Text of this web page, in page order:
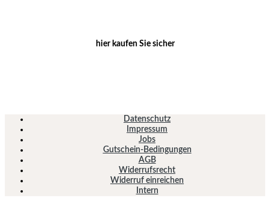
hier kaufen Sie sicher
Datenschutz
Impressum
Jobs
Gutschein-Bedingungen
AGB
Widerrufsrecht
Widerruf einreichen
Intern